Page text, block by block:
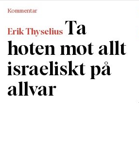
Kommentar
Erik Thyselius Ta
hoten mot allt
israeliskt på
allvar